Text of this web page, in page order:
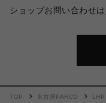
ショップお問い合わせは
TOP 名古屋PARCO LHP